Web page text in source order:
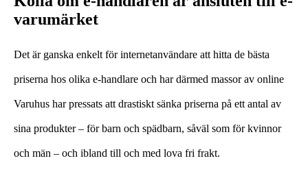
varumärket
Det är ganska enkelt för internetanvändare att hitta de bästa
priserna hos olika e-handlare och har därmed massor av online
Varuhus har pressats att drastiskt sänka priserna på ett antal av
sina produkter – för barn och spädbarn, såväl som för kvinnor
och män – och ibland till och med lova fri frakt.